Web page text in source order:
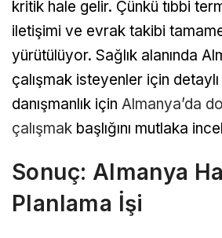
kritik hale gelir. Çünkü tıbbi
iletişimi ve evrak takibi
yürütülüyor. Sağlık alanında
çalışmak isteyenler için
danışmanlık için Almanya’da
çalışmak başlığını mutlaka
Sonuç: Almanya
Planlama İşi